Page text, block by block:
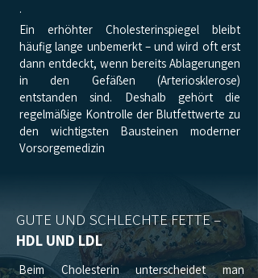
.
Ein erhöhter Cholesterinspiegel bleibt
häufig lange unbemerkt – und wird oft erst
dann entdeckt, wenn bereits Ablagerungen
in den Gefäßen (Arteriosklerose)
entstanden sind. Deshalb gehört die
regelmäßige Kontrolle der Blutfettwerte zu
den wichtigsten Bausteinen moderner
Vorsorgemedizin
GUTE UND SCHLECHTE FETTE–
HDL UND LDL
Beim Cholesterin unterscheidet man